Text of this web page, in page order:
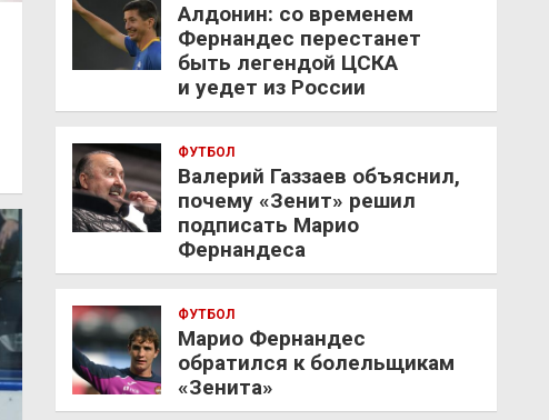
Алдонин: со временем
Фернандес перестанет
быть легендой ЦСКА
и уедет из России
ФУТБОЛ
Валерий Газзаев объяснил,
почему «Зенит» решил
подписать Марио
Фернандеса
ФУТБОЛ
Марио Фернандес
обратился к болельщикам
«Зенита»